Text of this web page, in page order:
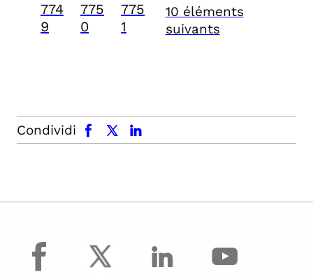
774
9
775
0
775
1
10 éléments
suivants
Condividi
facebook x.com linkedin
facebook